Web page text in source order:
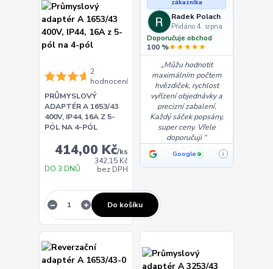
2
hodnocení
PRŮMYSLOVÝ
ADAPTÉR A 1653/43
400V, IP44, 16A Z 5-
PÓL NA 4-PÓL
414,00 Kč/ks
342,15 Kč
bez DPH
DO 3 DNŮ
Do košíku
zákazníka
Radek Polach
Přidáno 4. srpna
Doporučuje obchod
100 %★★★★★
Můžu hodnotit
maximálním počtem
hvězdiček, rychlost
vyřízení objednávky a
precizní zabalení.
Každý sáček popsány,
super ceny. Vřele
doporučuji
Google ✓ i